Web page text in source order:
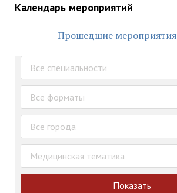
Календарь мероприятий
Прошедшие мероприятия
Все специальности
Все форматы
Все города
Медицинская тематика
Показать